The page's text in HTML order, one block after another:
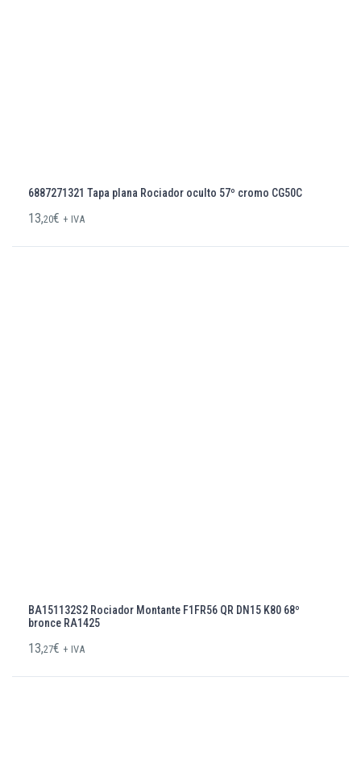
6887271321 Tapa plana Rociador oculto 57º cromo CG50C
13,20€ + IVA
BA151132S2 Rociador Montante F1FR56 QR DN15 K80 68º
bronce RA1425
13,27€ + IVA